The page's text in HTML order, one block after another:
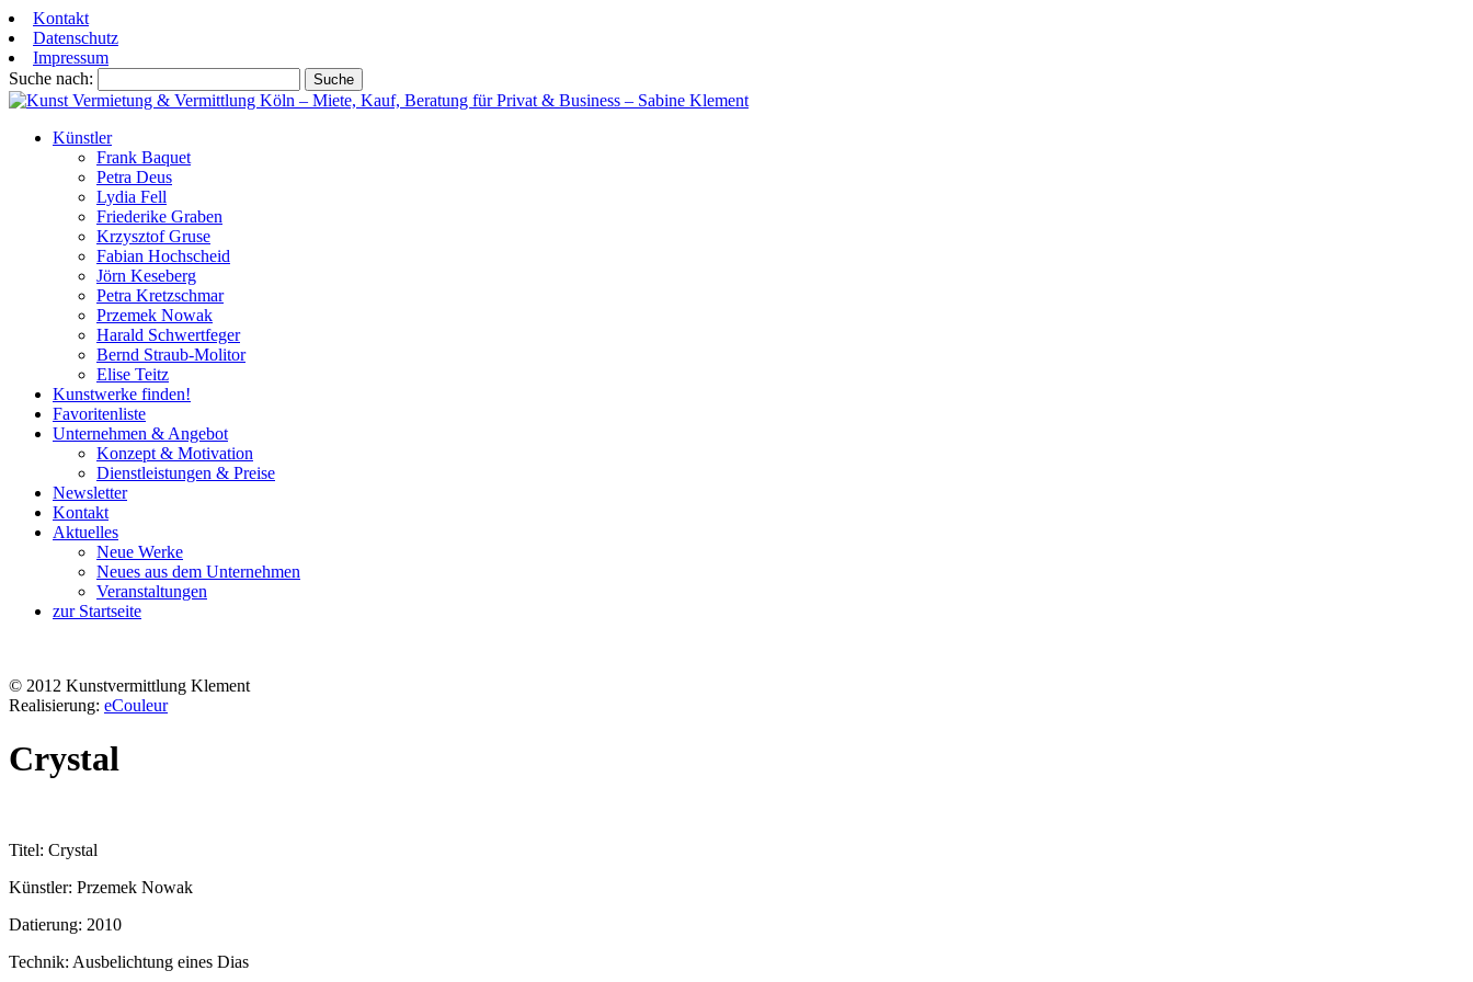
Kontakt
Datenschutz
Impressum
Suche nach:
Künstler
Frank Baquet
Petra Deus
Lydia Fell
Friederike Graben
Krzysztof Gruse
Fabian Hochscheid
Jörn Keseberg
Petra Kretzschmar
Przemek Nowak
Harald Schwertfeger
Bernd Straub-Molitor
Elise Teitz
Kunstwerke finden!
Favoritenliste
Unternehmen & Angebot
Konzept & Motivation
Dienstleistungen & Preise
Newsletter
Kontakt
Aktuelles
Neue Werke
Neues aus dem Unternehmen
Veranstaltungen
zur Startseite
© 2012 Kunstvermittlung Klement
Realisierung: eCouleur
Crystal
Titel: Crystal
Künstler: Przemek Nowak
Datierung: 2010
Technik: Ausbelichtung eines Dias